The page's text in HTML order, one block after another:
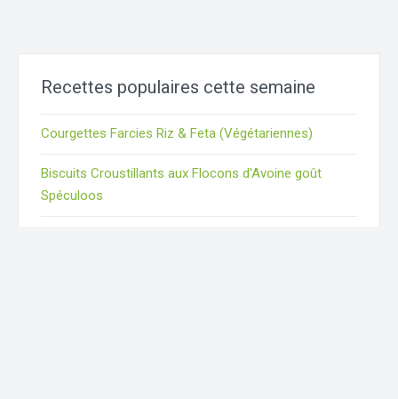
Recettes populaires cette semaine
Courgettes Farcies Riz & Feta (Végétariennes)
Biscuits Croustillants aux Flocons d'Avoine goût
Spéculoos